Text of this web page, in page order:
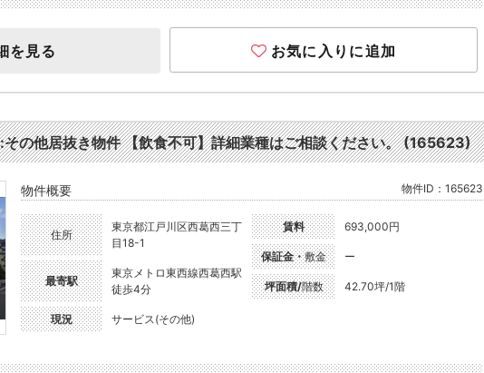
を見る お気に入りに追加
の他居抜き物件 【飲食不可】詳細業種はご相談ください。 (165623)
物件概要 物件ID：165623
住所
東京都江戸川区西葛西三丁
目18-1
最寄駅
東京メトロ東西線西葛西駅
徒歩4分
現況 サービス(その他)
賃料 693,000円
保証金・敷金 ー
坪面積/階数 42.70坪/1階